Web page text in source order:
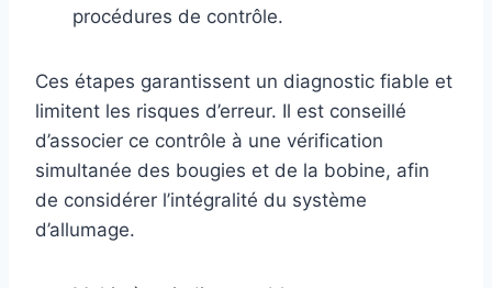
procédures de contrôle.
Ces étapes garantissent un diagnostic fiable et
limitent les risques d’erreur. Il est conseillé
d’associer ce contrôle à une vérification
simultanée des bougies et de la bobine, afin
de considérer l’intégralité du système
d’allumage.